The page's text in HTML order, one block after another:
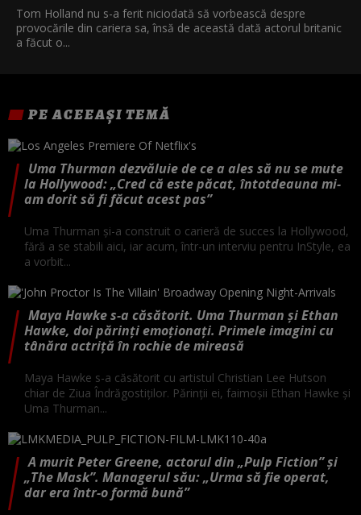
Tom Holland nu s-a ferit niciodată să vorbească despre
provocările din cariera sa, însă de această dată actorul britanic
a făcut o...
PE ACEEAȘI TEMĂ
Uma Thurman dezvăluie de ce a ales să nu se mute
la Hollywood: „Cred că este păcat, întotdeauna mi-
am dorit să fi făcut acest pas”
Uma Thurman și-a construit o carieră de succes la Hollywood,
fără a se stabili aici, iar acum, într-un interviu pentru InStyle, ea
a vorbit...
Maya Hawke s-a căsătorit. Uma Thurman și Ethan
Hawke, doi părinți emoționați. Primele imagini cu
tânăra actriță în rochie de mireasă
Maya Hawke s-a căsătorit cu artistul Christian Lee Hutson
chiar de Ziua Îndrăgostiților. Părinții ei, faimoșii Ethan Hawke și
Uma Thurman...
A murit Peter Greene, actorul din „Pulp Fiction” și
„The Mask”. Managerul său: „Urma să fie operat,
dar era într-o formă bună”